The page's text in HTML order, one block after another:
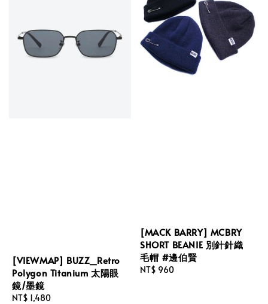
[VIEWMAP] BUZZ_Retro
Polygon Titanium 太陽眼
鏡/墨鏡
Regular
NT$ 1,480
[MACK BARRY] MCBRY
SHORT BEANIE 別針針織
毛帽 #邊伯賢
Regular
NT$ 960